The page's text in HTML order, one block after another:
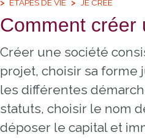
ÉTAPES DE VIE
JE CRÉE
Comment créer
Créer une société
projet, choisir sa forme
les différentes
statuts, choisir le nom
déposer le capital et